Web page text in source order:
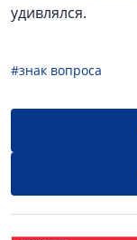
удивлялся.
#знак вопроса